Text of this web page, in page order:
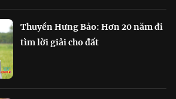
Thuyền Hưng Bảo: Hơn 20 năm đi
tìm lời giải cho đất